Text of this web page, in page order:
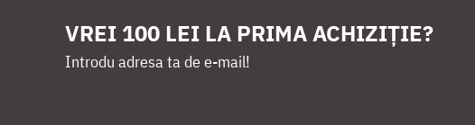
VREI 100 LEI LA PRIMA ACHIZIȚIE?
Introdu adresa ta de e-mail!